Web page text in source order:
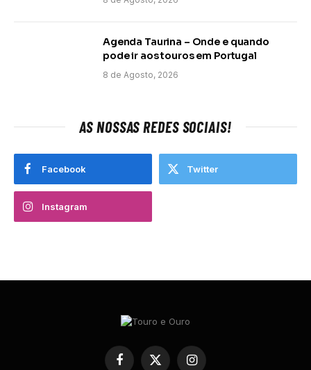
Agenda Taurina – Onde e quando
pode ir aos touros em Portugal
8 de Agosto, 2026
AS NOSSAS REDES SOCIAIS!
Facebook Twitter
Instagram
Facebook
X Instagram